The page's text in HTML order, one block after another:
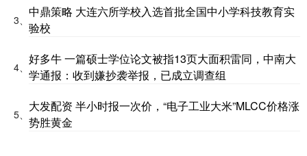
3、
中鼎策略 大连六所学校入选首批全国中小学科技教育实
验校
4、
好多牛 一篇硕士学位论文被指13页大面积雷同，中南大
学通报：收到嫌抄袭举报，已成立调查组
5、
大发配资 半小时报一次价，“电子工业大米”MLCC价格涨
势胜黄金